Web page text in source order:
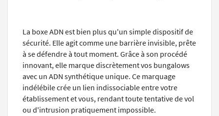
La boxe ADN est bien plus qu'un simple dispositif de
sécurité. Elle agit comme une barrière invisible, prête
à se défendre à tout moment. Grâce à son procédé
innovant, elle marque discrètement vos bungalows
avec un ADN synthétique unique. Ce marquage
indélébile crée un lien indissociable entre votre
établissement et vous, rendant toute tentative de vol
ou d'intrusion pratiquement impossible.